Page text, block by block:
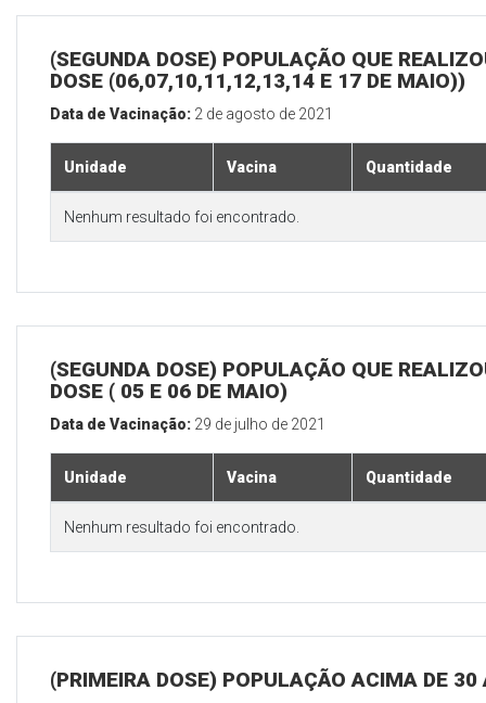
(SEGUNDA DOSE) POPULAÇÃO QUE
DOSE (06,07,10,11,12,13,14 E 17 DE MAIO))
Data de Vacinação: 2 de agosto de 2021
Unidade Vacina Quantidade
Nenhum resultado foi encontrado.
(SEGUNDA DOSE) POPULAÇÃO QUE
DOSE ( 05 E 06 DE MAIO)
Data de Vacinação: 29 de julho de 2021
Unidade Vacina Quantidade
Nenhum resultado foi encontrado.
(PRIMEIRA DOSE) POPULAÇÃO ACIMA DE 30